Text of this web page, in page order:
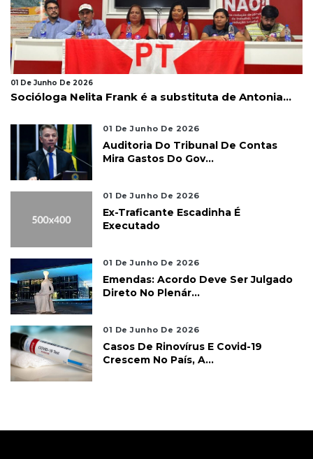
01 De Junho De 2026
Socióloga Nelita Frank é a substituta de Antonia...
01 De Junho De 2026
Auditoria Do Tribunal De Contas
Mira Gastos Do Gov...
01 De Junho De 2026
Ex-Traficante Escadinha É
Executado
01 De Junho De 2026
Emendas: Acordo Deve Ser Julgado
Direto No Plenár...
01 De Junho De 2026
Casos De Rinovírus E Covid-19
Crescem No País, A...